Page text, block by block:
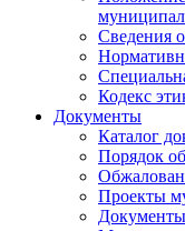
Сведения
Кодекс
Документы
Каталог
Порядок
Проекты
Документы